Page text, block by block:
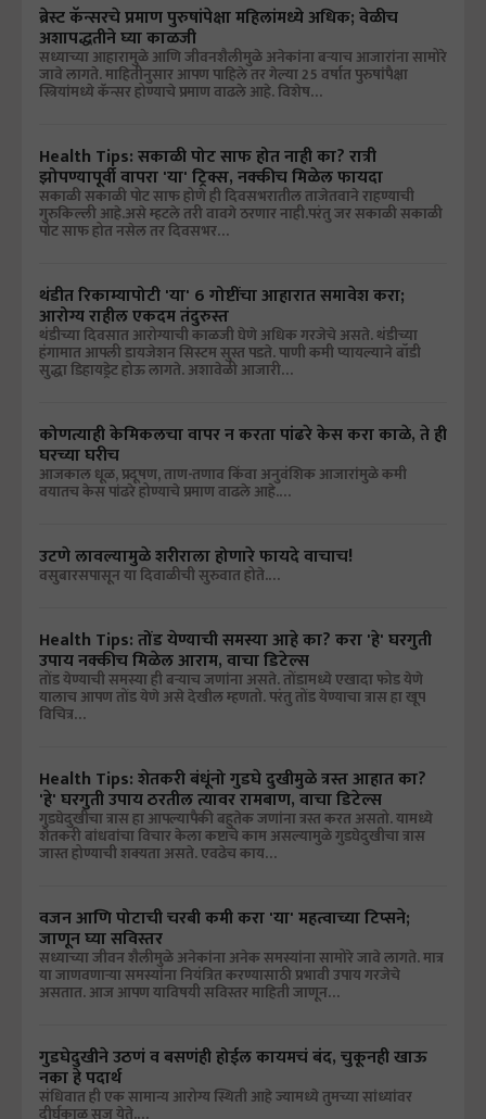
ब्रेस्ट कॅन्सरचे प्रमाण पुरुषांपेक्षा महिलांमध्ये अधिक; वेळीच
अशापद्धतीने घ्या काळजी
सध्याच्या आहारामुळे आणि जीवनशैलीमुळे अनेकांना बऱ्याच आजारांना सामोरे
जावे लागते. माहितीनुसार आपण पाहिले तर गेल्या 25 वर्षात पुरुषांपैक्षा
स्त्रियांमध्ये कॅन्सर होण्याचे प्रमाण वाढले आहे. विशेष…
Health Tips: सकाळी पोट साफ होत नाही का? रात्री
झोपण्यापूर्वी वापरा 'या' ट्रिक्स, नक्कीच मिळेल फायदा
सकाळी सकाळी पोट साफ होणे ही दिवसभरातील ताजेतवाने राहण्याची
गुरुकिल्ली आहे.असे म्हटले तरी वावगे ठरणार नाही.परंतु जर सकाळी सकाळी
पोट साफ होत नसेल तर दिवसभर…
थंडीत रिकाम्यापोटी 'या' 6 गोष्टींचा आहारात समावेश करा;
आरोग्य राहील एकदम तंदुरुस्त
थंडीच्या दिवसात आरोग्याची काळजी घेणे अधिक गरजेचे असते. थंडीच्या
हंगामात आपली डायजेशन सिस्टम सुस्त पडते. पाणी कमी प्यायल्याने बॉडी
सुद्धा डिहायड्रेट होऊ लागते. अशावेळी आजारी…
कोणत्याही केमिकलचा वापर न करता पांढरे केस करा काळे, ते ही
घरच्या घरीच
आजकाल धूळ, प्रदूषण, ताण-तणाव किंवा अनुवंशिक आजारांमुळे कमी
वयातच केस पांढरे होण्याचे प्रमाण वाढले आहे.…
उटणे लावल्यामुळे शरीराला होणारे फायदे वाचाच!
वसुबारसपासून या दिवाळीची सुरुवात होते.…
Health Tips: तोंड येण्याची समस्या आहे का? करा 'हे' घरगुती
उपाय नक्कीच मिळेल आराम, वाचा डिटेल्स
तोंड येण्याची समस्या ही बऱ्याच जणांना असते. तोंडामध्ये एखादा फोड येणे
यालाच आपण तोंड येणे असे देखील म्हणतो. परंतु तोंड येण्याचा त्रास हा खूप
विचित्र…
Health Tips: शेतकरी बंधूंनो गुडघे दुखीमुळे त्रस्त आहात का?
'हे' घरगुती उपाय ठरतील त्यावर रामबाण, वाचा डिटेल्स
गुडघेदुखीचा त्रास हा आपल्यापैकी बहुतेक जणांना त्रस्त करत असतो. यामध्ये
शेतकरी बांधवांचा विचार केला कष्टाचे काम असल्यामुळे गुडघेदुखीचा त्रास
जास्त होण्याची शक्यता असते. एवढेच काय…
वजन आणि पोटाची चरबी कमी करा 'या' महत्वाच्या टिप्सने;
जाणून घ्या सविस्तर
सध्याच्या जीवन शैलीमुळे अनेकांना अनेक समस्यांना सामोरे जावे लागते. मात्र
या जाणवणाऱ्या समस्यांना नियंत्रित करण्यासाठी प्रभावी उपाय गरजेचे
असतात. आज आपण याविषयी सविस्तर माहिती जाणून…
गुडघेदुखीने उठणं व बसणंही होईल कायमचं बंद, चुकूनही खाऊ
नका हे पदार्थ
संधिवात ही एक सामान्य आरोग्य स्थिती आहे ज्यामध्ये तुमच्या सांध्यांवर